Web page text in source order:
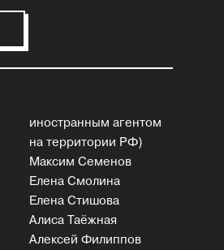
иностранным агентом
на территории РФ)
Максим Семенов
Елена Смолина
Елена Стишова
Алиса Таёжная
Алексей Филиппов